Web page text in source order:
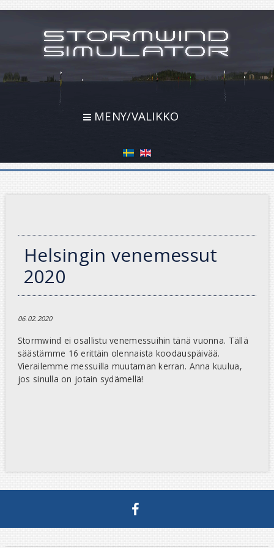
MENY/VALIKKO
Helsingin venemessut
2020
06.02.2020
Stormwind ei osallistu venemessuihin tänä vuonna. Tällä
säästämme 16 erittäin olennaista koodauspäivää.
Vierailemme messuilla muutaman kerran. Anna kuulua,
jos sinulla on jotain sydämellä!